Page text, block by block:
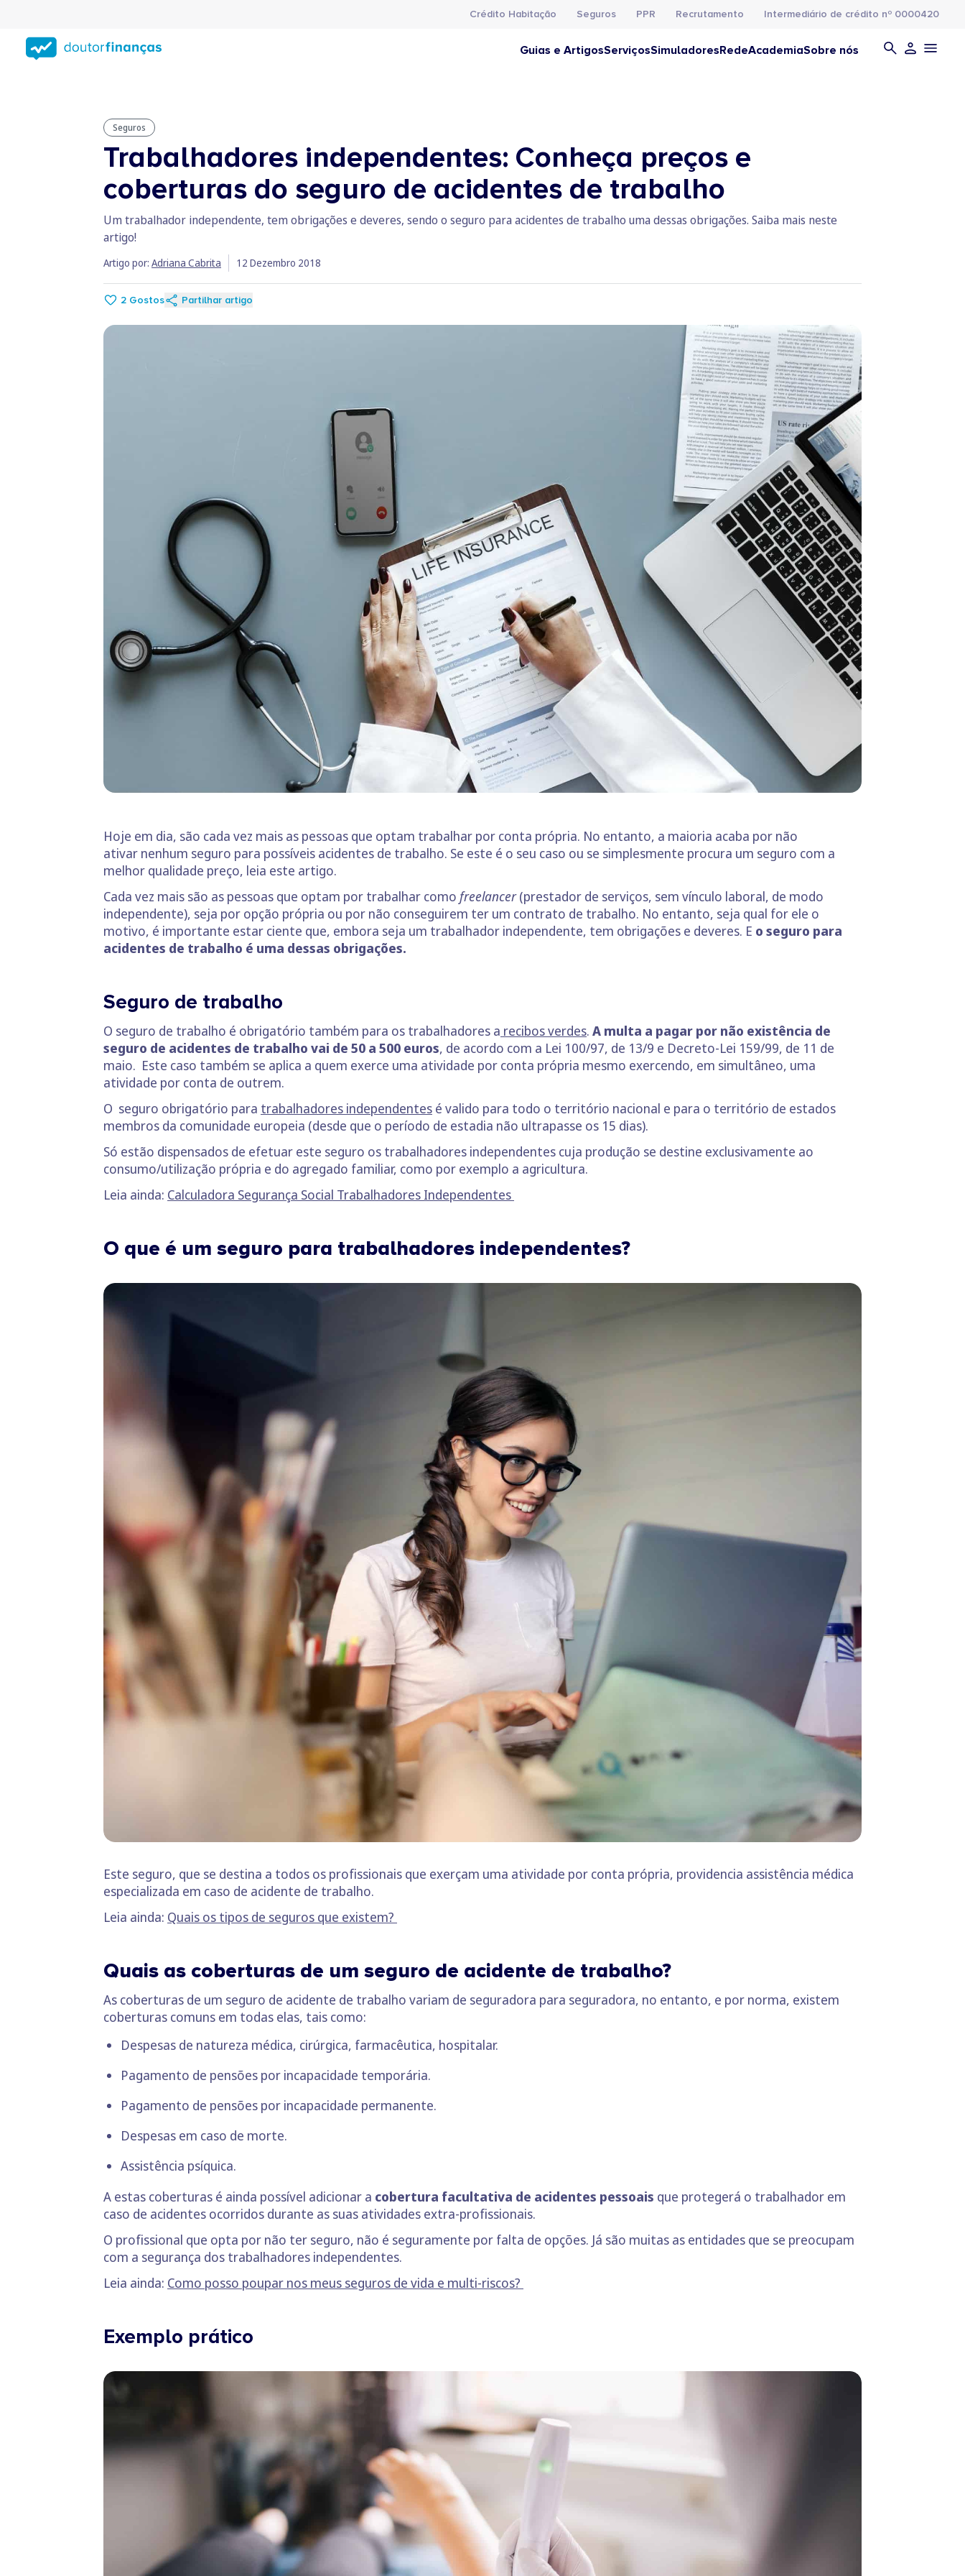
conteúdo
principal
Crédito Habitação Seguros PPR Recrutamento Intermediário de crédito nº 0000420
Guias e ArtigosServiçosSimuladoresRedeAcademiaSobre nós
Seguros
Trabalhadores independentes: Conheça preços e
coberturas do seguro de acidentes de trabalho
Um trabalhador independente, tem obrigações e deveres, sendo o seguro para acidentes de trabalho uma dessas obrigações. Saiba mais neste
artigo!
Artigo por: Adriana Cabrita 12 Dezembro 2018
2 Gostos Partilhar artigo
Hoje em dia, são cada vez mais as pessoas que optam trabalhar por conta própria. No entanto, a maioria acaba por não
ativar nenhum seguro para possíveis acidentes de trabalho. Se este é o seu caso ou se simplesmente procura um seguro com a
melhor qualidade preço, leia este artigo.
Cada vez mais são as pessoas que optam por trabalhar como freelancer(prestador de serviços, sem vínculo laboral, de modo
independente), seja por opção própria ou por não conseguirem ter um contrato de trabalho. No entanto, seja qual for ele o
motivo, é importante estar ciente que, embora seja um trabalhador independente, tem obrigações e deveres. E o seguro para
acidentes de trabalho é uma dessas obrigações.
Seguro de trabalho
O seguro de trabalho é obrigatório também para os trabalhadores a recibos verdes. A multa a pagar por não existência de
seguro de acidentes de trabalho vai de 50 a 500 euros, de acordo com a Lei 100/97, de 13/9 e Decreto-Lei 159/99, de 11 de
maio. Este caso também se aplica a quem exerce uma atividade por conta própria mesmo exercendo, em simultâneo, uma
atividade por conta de outrem.
O seguro obrigatório para trabalhadores independentes é valido para todo o território nacional e para o território de estados
membros da comunidade europeia (desde que o período de estadia não ultrapasse os 15 dias).
Só estão dispensados de efetuar este seguro os trabalhadores independentes cuja produção se destine exclusivamente ao
consumo/utilização própria e do agregado familiar, como por exemplo a agricultura.
Leia ainda: Calculadora Segurança Social Trabalhadores Independentes
O que é um seguro para trabalhadores independentes?
Este seguro, que se destina a todos os profissionais que exerçam uma atividade por conta própria, providencia assistência médica
especializada em caso de acidente de trabalho.
Leia ainda: Quais os tipos de seguros que existem?
Quais as coberturas de um seguro de acidente de trabalho?
As coberturas de um seguro de acidente de trabalho variam de seguradora para seguradora, no entanto, e por norma, existem
coberturas comuns em todas elas, tais como:
Despesas de natureza médica, cirúrgica, farmacêutica, hospitalar.
Pagamento de pensões por incapacidade temporária.
Pagamento de pensões por incapacidade permanente.
Despesas em caso de morte.
Assistência psíquica.
A estas coberturas é ainda possível adicionar a cobertura facultativa de acidentes pessoais que protegerá o trabalhador em
caso de acidentes ocorridos durante as suas atividades extra-profissionais.
O profissional que opta por não ter seguro, não é seguramente por falta de opções. Já são muitas as entidades que se preocupam
com a segurança dos trabalhadores independentes.
Leia ainda: Como posso poupar nos meus seguros de vida e multi-riscos?
Exemplo prático